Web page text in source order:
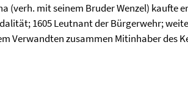
(verh. mit seinem Bruder Wenzel) kaufte
1605 Leutnant der Bürgerwehr;
Verwandten zusammen Mitinhaber des